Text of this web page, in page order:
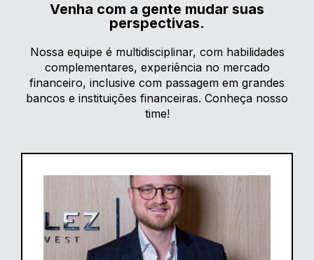
Venha com a gente mudar suas
perspectivas.
Nossa equipe é multidisciplinar, com habilidades
complementares, experiência no mercado
financeiro, inclusive com passagem em grandes
bancos e instituições financeiras. Conheça nosso
time!